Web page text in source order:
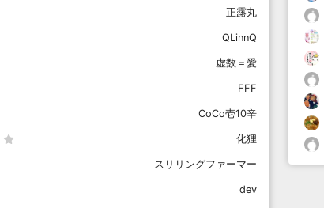
正露丸
QLinnQ
虚数＝愛
FFF
CoCo壱10辛
化狸
スリリングファーマー
dev